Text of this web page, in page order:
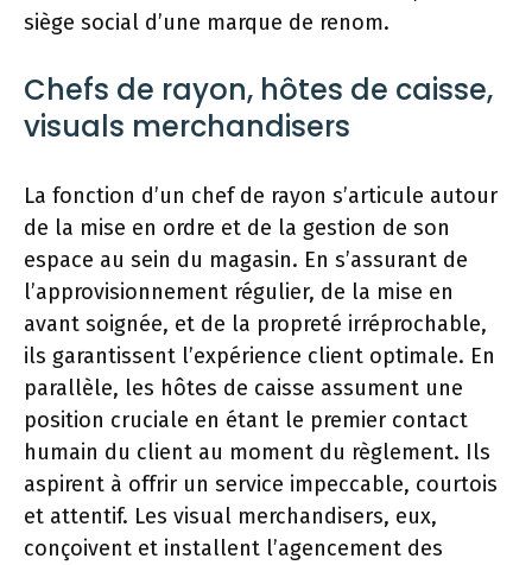
siège social d’une marque de renom.
Chefs de rayon, hôtes de caisse,
visuals merchandisers
La fonction d’un chef de rayon s’articule autour
de la mise en ordre et de la gestion de son
espace au sein du magasin. En s’assurant de
l’approvisionnement régulier, de la mise en
avant soignée, et de la propreté irréprochable,
ils garantissent l’expérience client optimale. En
parallèle, les hôtes de caisse assument une
position cruciale en étant le premier contact
humain du client au moment du règlement. Ils
aspirent à offrir un service impeccable, courtois
et attentif. Les visual merchandisers, eux,
conçoivent et installent l’agencement des